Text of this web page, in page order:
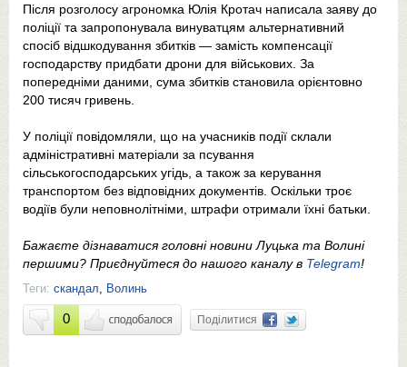
Після розголосу агрономка Юлія Кротач написала заяву до
поліції та запропонувала винуватцям альтернативний
спосіб відшкодування збитків — замість компенсації
господарству придбати дрони для військових. За
попередніми даними, сума збитків становила орієнтовно
200 тисяч гривень.
У поліції повідомляли, що на учасників події склали
адміністративні матеріали за псування
сільськогосподарських угідь, а також за керування
транспортом без відповідних документів. Оскільки троє
водіїв були неповнолітніми, штрафи отримали їхні батьки.
Бажаєте дізнаватися головні новини Луцька та Волині
першими? Приєднуйтеся до нашого каналу в Telegram!
Теги: скандал Волинь
0 Поділитися